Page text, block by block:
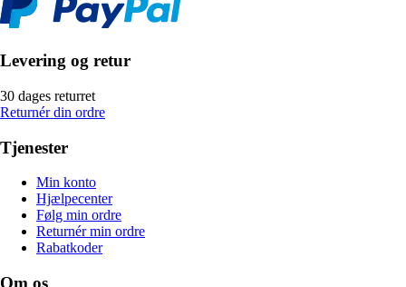
Levering og retur
30 dages returret
Returnér din ordre
Tjenester
Min konto
Hjælpecenter
Følg min ordre
Returnér min ordre
Rabatkoder
Om os